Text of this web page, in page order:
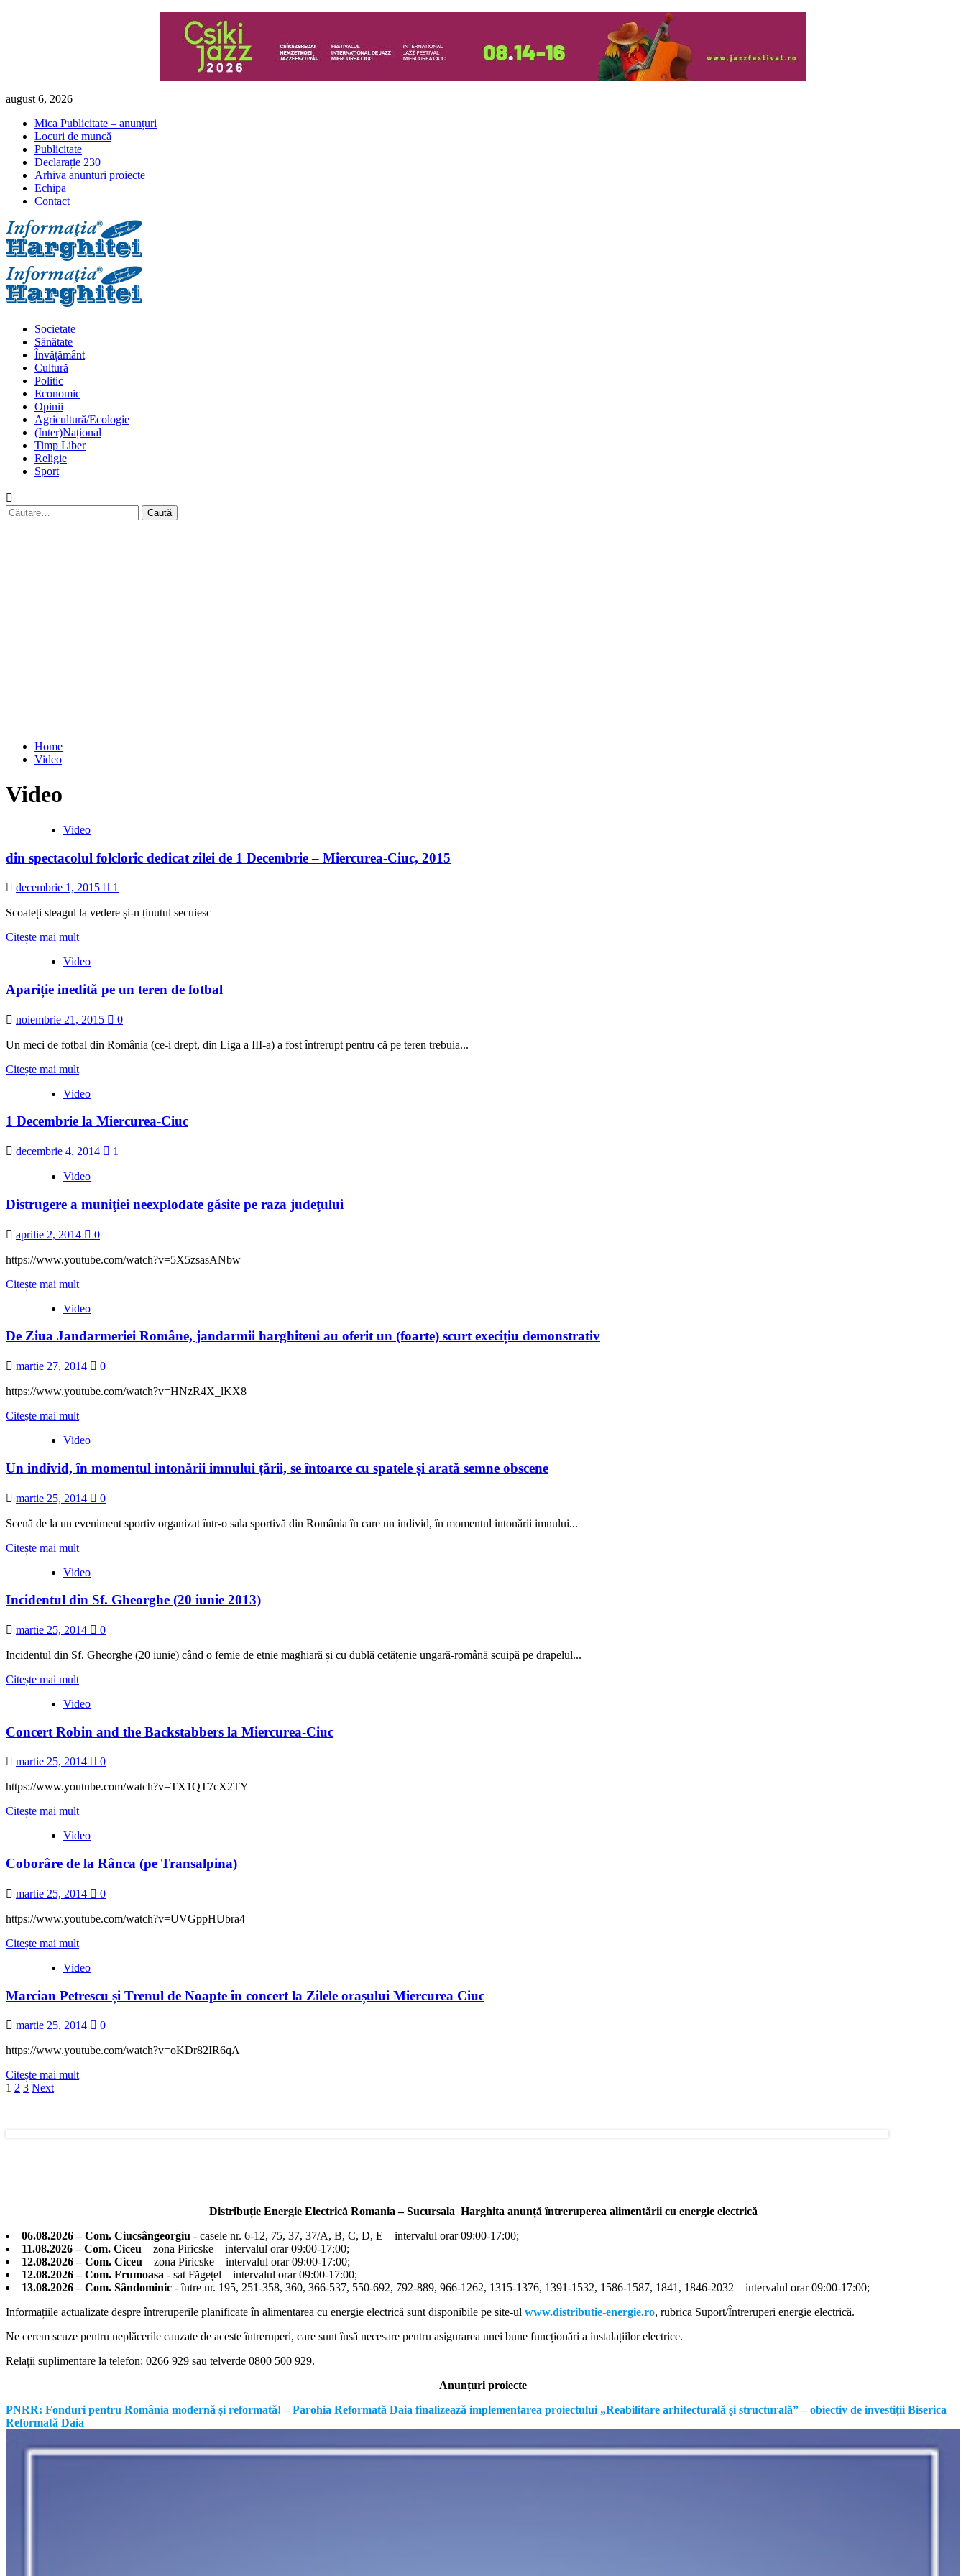
Skip
content
august 6, 2026
Mica Publicitate – anunțuri
Locuri de muncă
Publicitate
Declarație 230
Arhiva anunturi proiecte
Echipa
Contact
Primary
Menu
Societate
Sănătate
Învățământ
Cultură
Politic
Economic
Opinii
Agricultură/Ecologie
(Inter)Național
Timp Liber
Religie
Sport
Caută
după:
Home
Video
Video
Video
din spectacolul folcloric dedicat zilei de 1 Decembrie – Miercurea-Ciuc, 2015
decembrie 1, 2015 1
Scoateți steagul la vedere și-n ținutul secuiesc
Citește mai multRead
about
spectacolul
folcloric
dedicat
zilei
de
1
Decembrie
–
Miercurea-
2015
Video
Apariție inedită pe un teren de fotbal
noiembrie 21, 2015 0
Un meci de fotbal din România (ce-i drept, din Liga a III-a) a fost întrerupt pentru că pe teren trebuia...
Citește mai multRead
about
inedită
un
teren
de
fotbal
Video
1 Decembrie la Miercurea-Ciuc
decembrie 4, 2014 1
Video
Distrugere a muniţiei neexplodate găsite pe raza judeţului
aprilie 2, 2014 0
https://www.youtube.com/watch?v=5X5zsasANbw
Citește mai multRead
about
a
neexplodate
găsite
pe
judeţului
Video
De Ziua Jandarmeriei Române, jandarmii harghiteni au oferit un (foarte) scurt execițiu demonstrativ
martie 27, 2014 0
https://www.youtube.com/watch?v=HNzR4X_lKX8
Citește mai multRead
about
Ziua
Române,
jandarmii
harghiteni
au
oferit
un
(foarte)
execițiu
demonstrativ
Video
Un individ, în momentul intonării imnului țării, se întoarce cu spatele și arată semne obscene
martie 25, 2014 0
Scenă de la un eveniment sportiv organizat într-o sala sportivă din România în care un individ, în momentul intonării imnului...
Citește mai multRead
about
individ,
momentul
intonării
imnului
se
cu
și
arată
semne
obscene
Video
Incidentul din Sf. Gheorghe (20 iunie 2013)
martie 25, 2014 0
Incidentul din Sf. Gheorghe (20 iunie) când o femie de etnie maghiară și cu dublă cetățenie ungară-română scuipă pe drapelul...
Citește mai multRead
about
din
Gheorghe
(20
iunie
Video
Concert Robin and the Backstabbers la Miercurea-Ciuc
martie 25, 2014 0
https://www.youtube.com/watch?v=TX1QT7cX2TY
Citește mai multRead
about
Robin
the
Backstabbers
la
Miercurea-
Ciuc
Video
Coborâre de la Rânca (pe Transalpina)
martie 25, 2014 0
https://www.youtube.com/watch?v=UVGppHUbra4
Citește mai multRead
about
de
Rânca
(pe
Transalpina)
Video
Marcian Petrescu și Trenul de Noapte în concert la Zilele orașului Miercurea Ciuc
martie 25, 2014 0
https://www.youtube.com/watch?v=oKDr82IR6qA
Citește mai multRead
Zilele
orașului
Miercurea
Ciuc
Paginație
1 2 3 Next
Distribuție Energie Electrică Romania – Sucursala Harghita anunță întreruperea alimentării cu energie electrică
06.08.2026 – Com. Ciucsângeorgiu - casele nr. 6-12, 75, 37, 37/A, B, C, D, E – intervalul orar 09:00-17:00;
11.08.2026 – Com. Ciceu – zona Piricske – intervalul orar 09:00-17:00;
12.08.2026 – Com. Ciceu – zona Piricske – intervalul orar 09:00-17:00;
12.08.2026 – Com. Frumoasa - sat Făgețel – intervalul orar 09:00-17:00;
13.08.2026 – Com. Sândominic - între nr. 195, 251-358, 360, 366-537, 550-692, 792-889, 966-1262, 1315-1376, 1391-1532, 1586-1587, 1841, 1846-2032 – intervalul orar 09:00-17:00;
Informațiile actualizate despre întreruperile planificate în alimentarea cu energie electrică sunt disponibile pe site-ul www.distributie-energie.ro, rubrica Suport/Întreruperi energie electrică.
Ne cerem scuze pentru neplăcerile cauzate de aceste întreruperi, care sunt însă necesare pentru asigurarea unei bune funcționări a instalațiilor electrice.
Relații suplimentare la telefon: 0266 929 sau telverde 0800 500 929.
Anunțuri proiecte
PNRR: Fonduri pentru România modernă și reformată! – Parohia Reformată Daia finalizează implementarea proiectului „Reabilitare arhitecturală și structurală” – obiectiv de investiții Biserica
Reformată Daia